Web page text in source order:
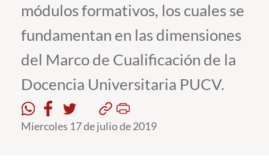
Admisión
Pregrado
Formación Continua
módulos formativos, los cuales se
fundamentan en las dimensiones
del Marco de Cualificación de la
Docencia Universitaria PUCV.
Miercoles 17 de julio de 2019